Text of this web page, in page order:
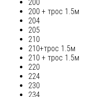
200
200 + трос 1.5м
204
205
210
210+трос 1.5м
210 + трос 1.5м
220
224
230
234